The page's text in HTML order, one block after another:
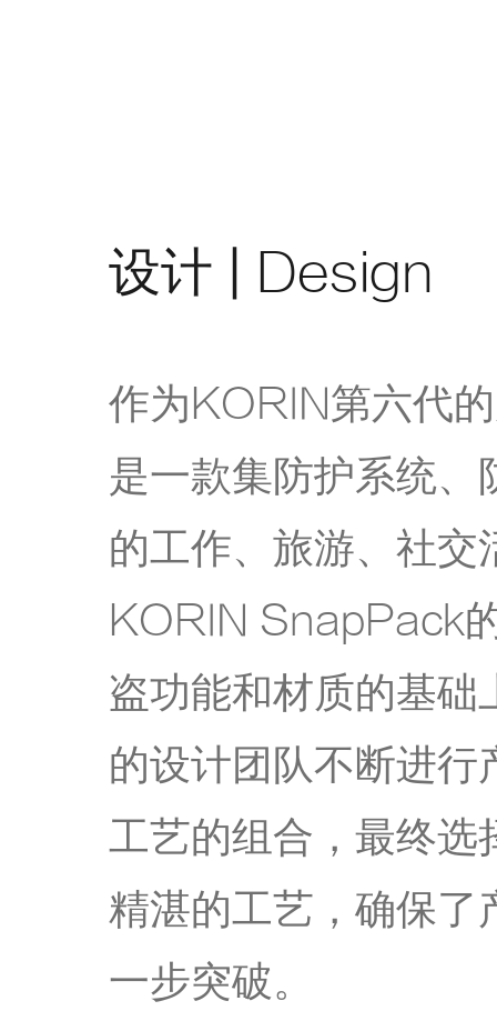
设计 | Design
作为KORIN第六代
是一款集防护系统
的工作、旅游、社交
KORIN SnapPack
盗功能和材质的基
的设计团队不断进
工艺的组合，最终选
精湛的工艺，确保了
一步突破。